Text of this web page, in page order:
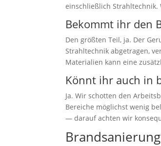
einschließlich Strahltechnik.
Bekommt ihr den
Den größten Teil, ja. Der
Strahltechnik abgetragen,
Materialien kann eine
Könnt ihr auch in
Ja. Wir schotten den
Bereiche möglichst wenig
— darauf achten wir